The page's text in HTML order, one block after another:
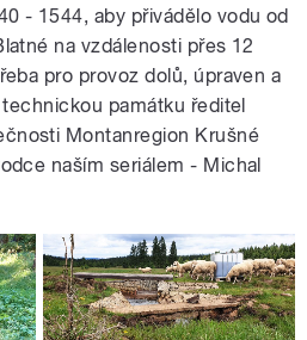
- 1544, aby přivádělo vodu od
na vzdálenosti přes 12
pro provoz dolů, úpraven a
památku ředitel
Montanregion Krušné
naším seriálem - Michal